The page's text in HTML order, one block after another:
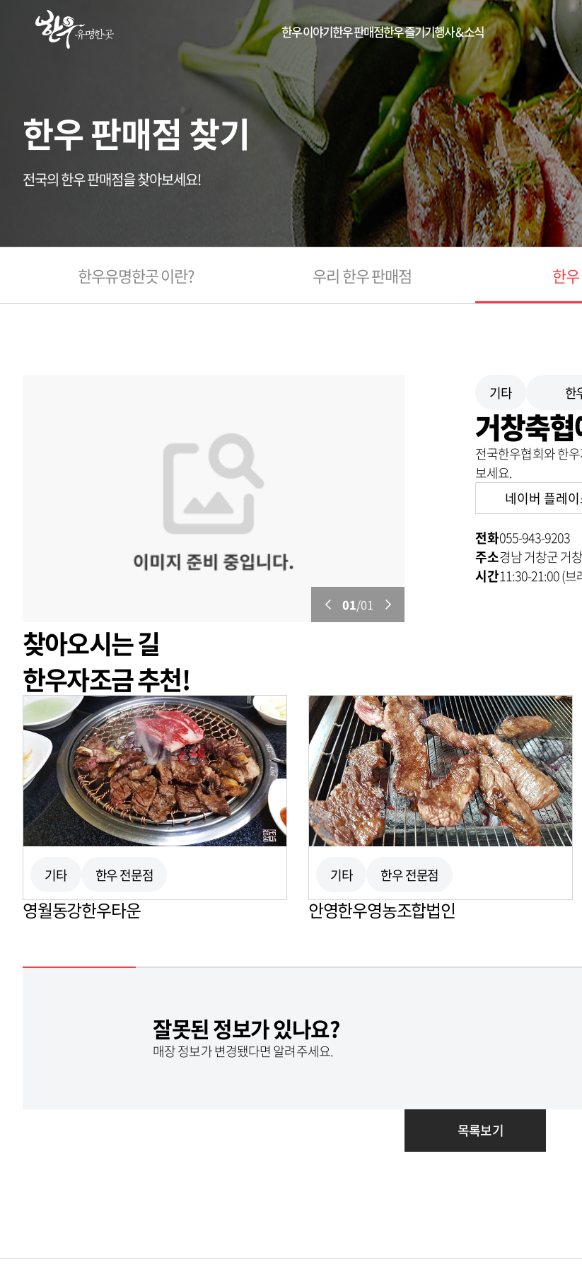
한우 이야기한우 판매점한우 즐기기행사 & 소식
한우 판매점 찾기
전국의 한우 판매점을 찾아보세요!
한우유명한곳 이란? 우리 한우 판매점 한
01/01
기타 한
거창축
전국한우협회와 한
보세요.
네이버 플레
전화055-943-9203
주소경남 거창군 거
시간11:30-21:00 (브
찾아오시는 길
250m
한우자조금 추천!
기타 한우 전문점
영월동강한우타운
기타 한우 전문점
안영한우영농조합법인
잘못된 정보가 있나요?
매장 정보가 변경됐다면 알려주세요.
목록보기